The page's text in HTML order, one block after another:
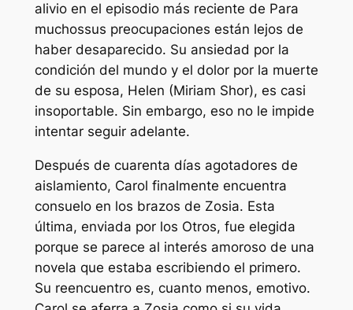
alivio en el episodio más reciente de Para
muchossus preocupaciones están lejos de
haber desaparecido. Su ansiedad por la
condición del mundo y el dolor por la muerte
de su esposa, Helen (Miriam Shor), es casi
insoportable. Sin embargo, eso no le impide
intentar seguir adelante.
Después de cuarenta días agotadores de
aislamiento, Carol finalmente encuentra
consuelo en los brazos de Zosia. Esta
última, enviada por los Otros, fue elegida
porque se parece al interés amoroso de una
novela que estaba escribiendo el primero.
Su reencuentro es, cuanto menos, emotivo.